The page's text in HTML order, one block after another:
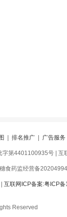
排名推广 广告服务
第4401100935号 |
食药监经营备
互联网ICP备案:粤ICP
Reserved